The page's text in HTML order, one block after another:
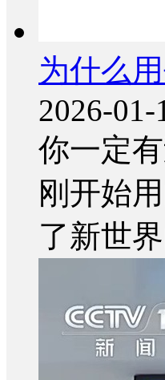
为什么
2026-01-
你一定
刚开始
了新世